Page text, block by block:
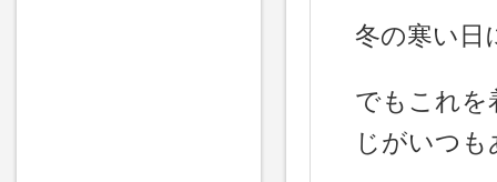
冬の寒い日
でもこれを
じがいつ